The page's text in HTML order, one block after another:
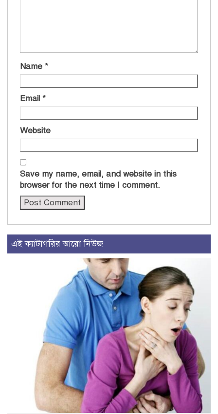
Name *
Email *
Website
Save my name, email, and website in this
browser for the next time I comment.
এই ক্যাটাগরির আরো নিউজ